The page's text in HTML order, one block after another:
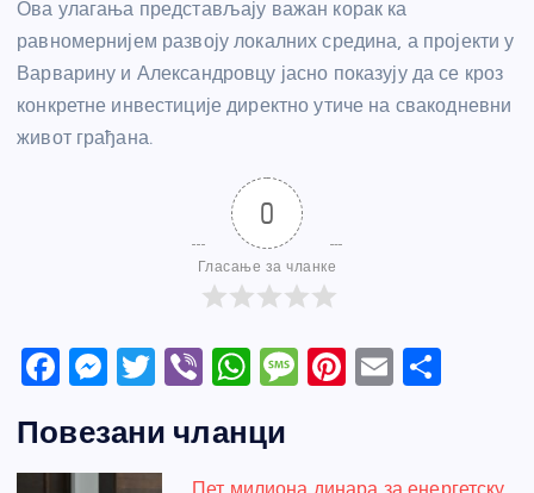
Ова улагања представљају важан корак ка
равномернијем развоју локалних средина, а пројекти у
Варварину и Александровцу јасно показују да се кроз
конкретне инвестиције директно утиче на свакодневни
живот грађана.
0
Гласање за чланке
F
c
e
M
ss
e
T
itt
er
Vi
er
W
at
s
M
a
Pi
e
E
e
Повезани чланци